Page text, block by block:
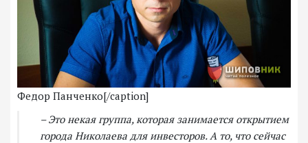
Федор Панченко[/caption]
– Это некая группа, которая занимается открытием
города Николаева для инвесторов. А то, что сейчас